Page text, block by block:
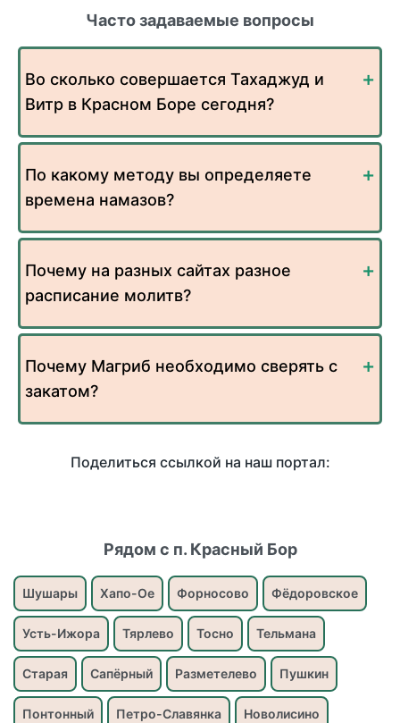
Часто задаваемые вопросы
Во сколько совершается Тахаджуд и
Витр в Красном Боре сегодня?
По какому методу вы определяете
времена намазов?
Почему на разных сайтах разное
расписание молитв?
Почему Магриб необходимо сверять с
закатом?
Поделиться ссылкой на наш портал:
Рядом с п. Красный Бор
Шушары Хапо-Ое Форносово Фёдоровское
Усть-Ижора Тярлево Тосно Тельмана
Старая Сапёрный Разметелево Пушкин
Понтонный Петро-Славянка Новолисино